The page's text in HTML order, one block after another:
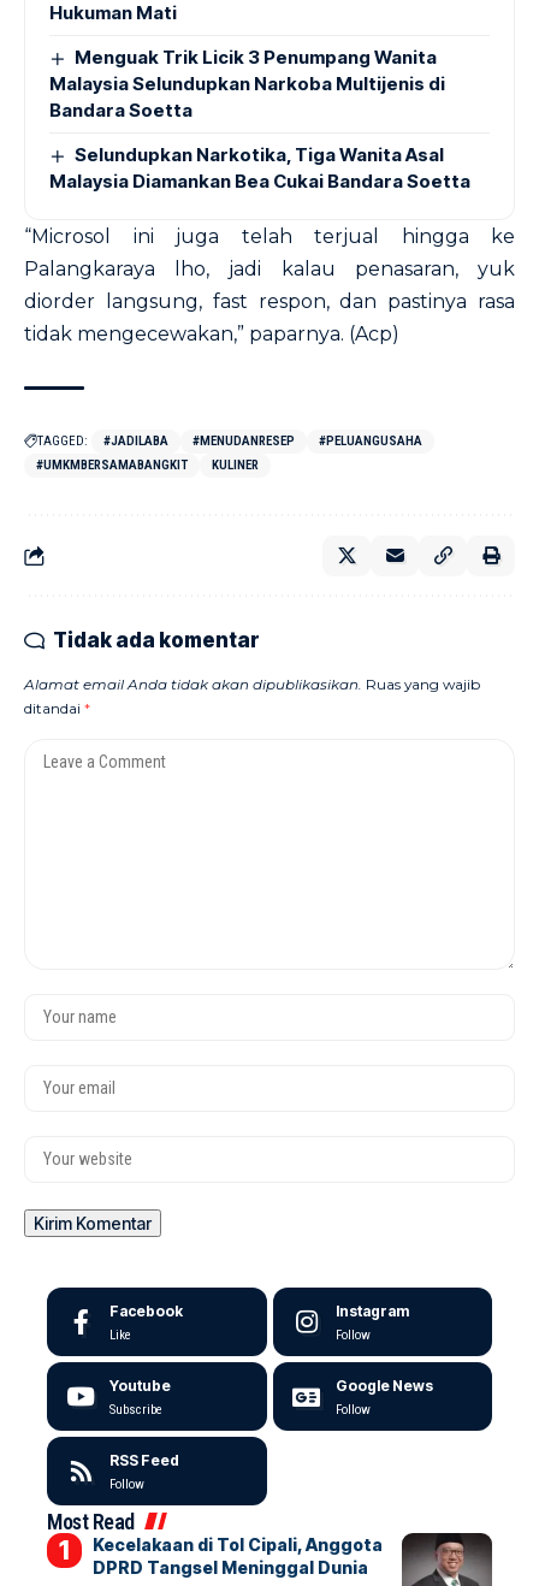
Hukuman Mati
Menguak Trik Licik 3 Penumpang Wanita
Malaysia Selundupkan Narkoba Multijenis di
Bandara Soetta
Selundupkan Narkotika, Tiga Wanita Asal
Malaysia Diamankan Bea Cukai Bandara Soetta
“Microsol ini juga telah terjual hingga ke
Palangkaraya lho, jadi kalau penasaran, yuk
diorder langsung, fast respon, dan pastinya rasa
tidak mengecewakan,” paparnya. (Acp)
TAGGED: #JADILABA #MENUDANRESEP
#PELUANGUSAHA
#UMKMBERSAMABANGKIT
KULINER
Tidak ada komentar
Alamat email Anda tidak akan dipublikasikan. Ruas yang wajib
ditandai *
Facebook
Like
Instagram
Follow
Youtube
Subscribe
Google News
Follow
RSS Feed
Follow
Most Read
Kecelakaan di Tol Cipali, Anggota
DPRD Tangsel Meninggal Dunia